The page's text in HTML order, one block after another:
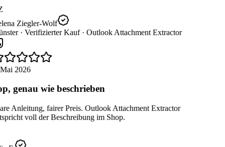
Ziegler-Wolf
· Verifizierter Kauf · Outlook Attachment Extractor
2026
genau wie beschrieben
Anleitung, fairer Preis. Outlook Attachment Extractor
voll der Beschreibung im Shop.